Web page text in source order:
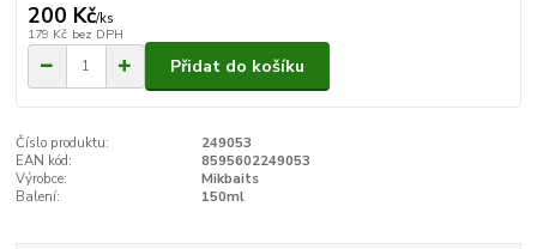
200 Kč/ks
179 Kč bez DPH
Přidat do košíku
Číslo produktu:
249053
EAN kód:
8595602249053
Výrobce:
Mikbaits
Balení:
150ml